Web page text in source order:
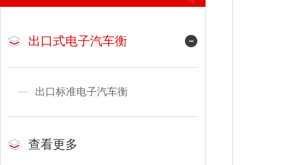
出口式电子汽车衡
出口标准电子汽车衡
查看更多